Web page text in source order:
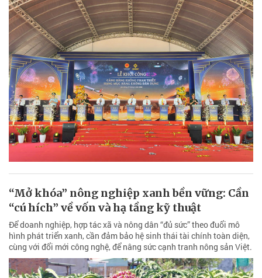
“Mở khóa” nông nghiệp xanh bền vững: Cần
“cú hích” về vốn và hạ tầng kỹ thuật
Để doanh nghiệp, hợp tác xã và nông dân “đủ sức” theo đuổi mô
hình phát triển xanh, cần đảm bảo hệ sinh thái tài chính toàn diện,
cùng với đổi mới công nghệ, để nâng sức cạnh tranh nông sản Việt.